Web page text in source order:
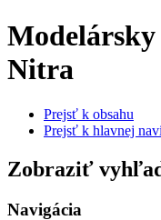
Nitra
Prejsť k obsahu
Prejsť k hlavnej
Zobraziť
Navigácia